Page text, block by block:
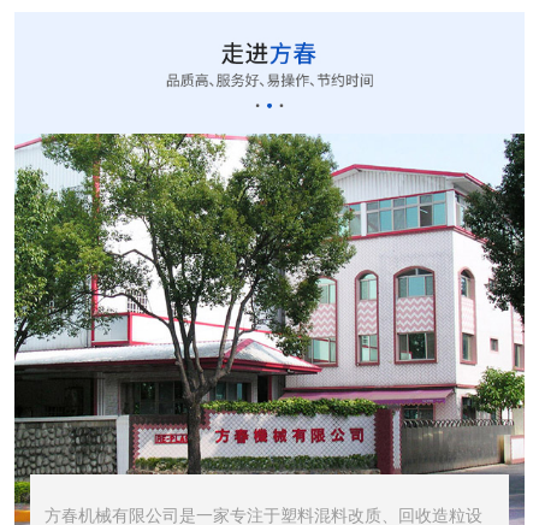
CUT-20立式切粒...
STR1000振动筛... STR600震动筛<...
方春机械有限公司是一家专注于塑料混料改质、回收造粒设